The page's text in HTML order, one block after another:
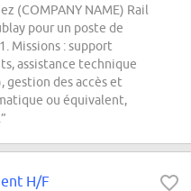
(COMPANY NAME) Rail
pour un poste de
Missions : support
assistance technique
gestion des accès et
ou équivalent,
H/F